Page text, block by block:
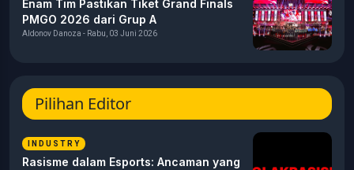
Enam Tim Pastikan Tiket Grand Finals
PMGO 2026 dari Grup A
Aldonov Danoza - Rabu, 03 Juni 2026
Pilihan Editor
INDUSTRY
Rasisme dalam Esports: Ancaman yang